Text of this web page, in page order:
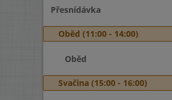
Přesnídávka
Oběd (11:00 - 14:00)
Oběd
Svačina (15:00 - 16:00)